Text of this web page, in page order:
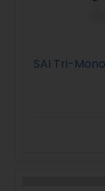
SAI Tri-